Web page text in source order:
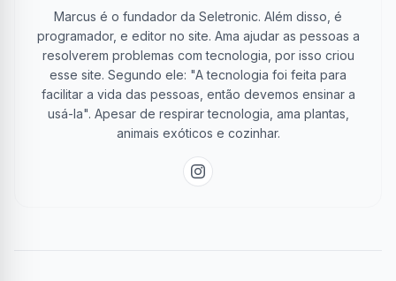
Marcus é o fundador da Seletronic. Além disso, é
programador, e editor no site. Ama ajudar as pessoas a
resolverem problemas com tecnologia, por isso criou
esse site. Segundo ele: "A tecnologia foi feita para
facilitar a vida das pessoas, então devemos ensinar a
usá-la". Apesar de respirar tecnologia, ama plantas,
animais exóticos e cozinhar.